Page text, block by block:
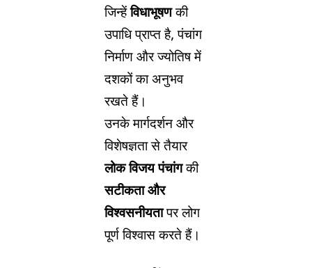
जिन्हेंविधाभूषणकी
उपाधि प्राप्त है, पंचांग
निर्माण और ज्योतिष में
दशकों का अनुभव
रखते हैं।
उनके मार्गदर्शन और
विशेषज्ञता से तैयार
लोक विजय पंचांगकी
सटीकता और
विश्वसनीयतापर लोग
पूर्ण विश्वास करते हैं।